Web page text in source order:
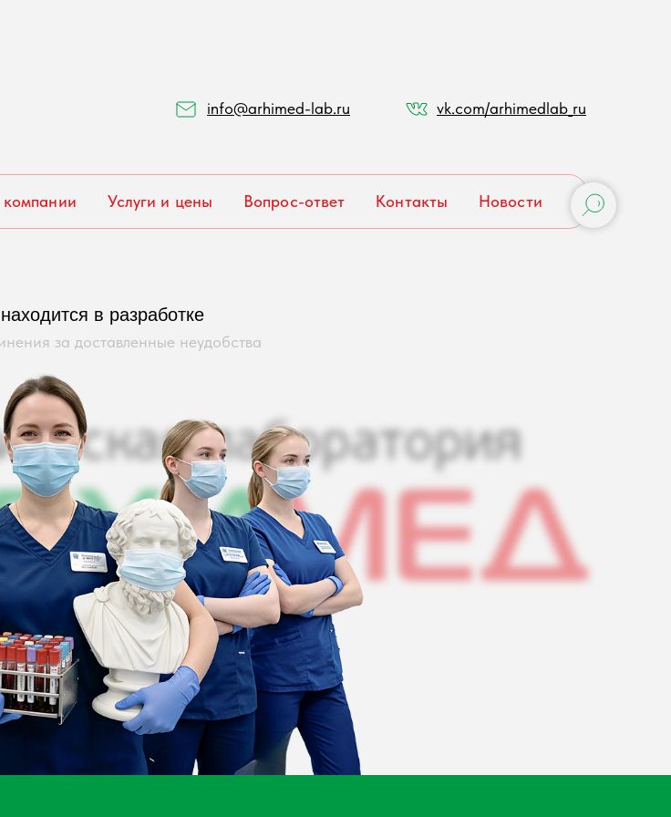
info@arhimed-lab.ru vk.com/arhimedlab_ru
Услуги и цены Вопрос-ответ Контакты Новости
в разработке
за доставленные неудобства